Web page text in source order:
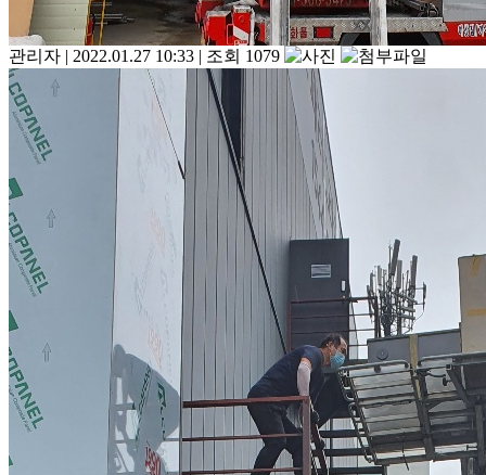
관리자 | 2022.01.27 10:33 | 조회 1079